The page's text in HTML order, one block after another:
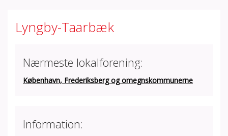
Lyngby-Taarbæk
Nærmeste lokalforening:
København, Frederiksberg og omegnskommunerne
Information: